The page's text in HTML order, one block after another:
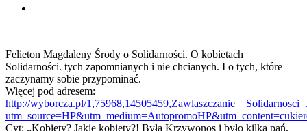
Felieton Magdaleny Środy o Solidarności. O kobietach
Solidarności. tych zapomnianych i nie chcianych. I o tych, które
zaczynamy sobie przypominać.
Więcej pod adresem:
http://wyborcza.pl/
Cyt: „Kobiety? Jakie kobiety?! Była Krzywonos i było kilka pań,